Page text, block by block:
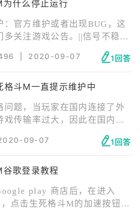
更换手机即可。
什么停止运行
：官方维护或者出现BUG，这
多关注游戏公告。||信号不稳
进行游戏，WIFI需要找到信号
||版本问题：不正式的版本，玩
下最新版游戏。||手机内存不
存：清理一下运行内存和手
2020-09-07 1回答
格斗M一直提示维护中
问题，当玩家在国内连接了外
戏传输率过大，因此在国内的
。并不是说服务器真的在维
简单，只要直接使用国内ID挂
够正常使用了。
09-07 1回答
歌登录教程
play 商店后，在进入
点击生死格斗M的加速按钮，